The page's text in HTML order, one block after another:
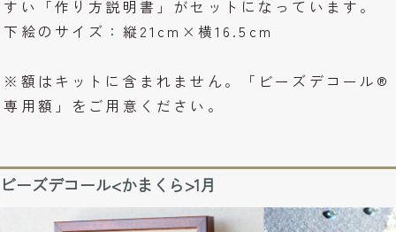
すい「作り方説明書」がセットになっています。
下絵のサイズ：縦21cm×横16.5cm
※額はキットに含まれません。「ビーズデコール®
専用額」をご用意ください。
ビーズデコール<かまくら>1月